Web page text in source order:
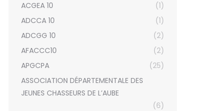
ACGEA 10
(1)
ADCCA 10
(1)
ADCGG 10
(2)
AFACCC10
(2)
APGCPA
(25)
ASSOCIATION DÉPARTEMENTALE DES
JEUNES CHASSEURS DE L’AUBE
(6)